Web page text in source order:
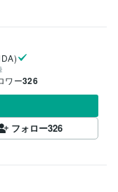
ワー326
フォロー326